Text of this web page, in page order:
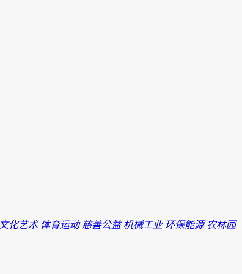
文化艺术 体育运动 慈善公益 机械工业 环保能源 农林园